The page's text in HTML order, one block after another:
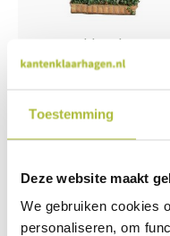
Toestemming
Deze website maakt
We gebruiken cookies
personaliseren, om
Kant en klaar haag
Hedera helix Woerner
463,00